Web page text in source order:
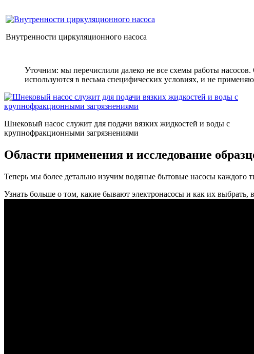
Внутренности циркуляционного насоса
Уточним: мы перечислили далеко не все схемы работы
используются в весьма специфических условиях, и не
Шнековый насос служит для подачи вязких жидкостей и воды с
крупнофракционными загрязнениями
Области применения и исследование
Теперь мы более детально изучим водяные бытовые насосы каждого
Узнать больше о том, какие бывают электронасосы и как их выбрать,